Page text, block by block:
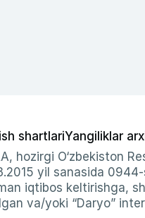
shartlariYangiliklar
hozirgi O‘zbekiston
yil sanasida
iqtibos keltirishga,
va/yoki “Daryo”